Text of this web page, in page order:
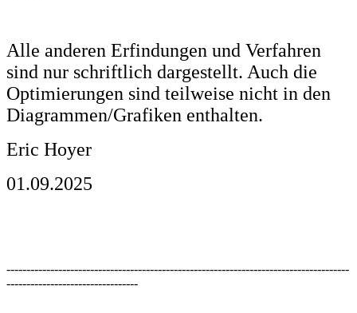
Alle anderen Erfindungen und Verfahren
sind nur schriftlich dargestellt. Auch die
Optimierungen sind teilweise nicht in den
Diagrammen/Grafiken enthalten.
Eric Hoyer
01.09.2025
--------------------------------------------------------------------------------------
---------------------------------